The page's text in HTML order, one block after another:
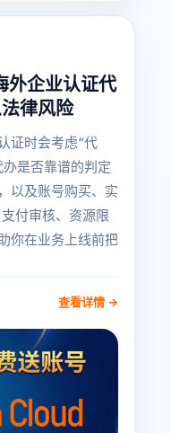
外企业认证代
律风险
证时会考虑“代
是否靠谱的判定
以及账号购买、实
付审核、资源限
你在业务上线前把
查看详情 →